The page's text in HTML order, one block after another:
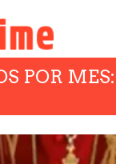
POR